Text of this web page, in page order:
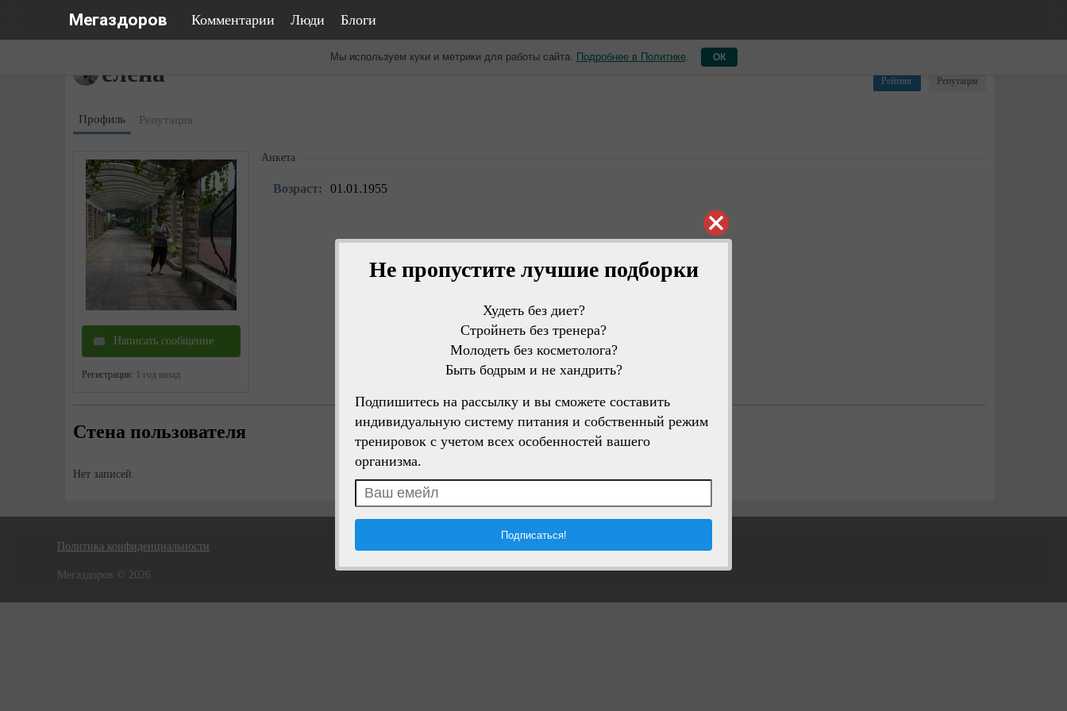
Не пропустите лучшие подборки
Худеть без диет?
Стройнеть без тренера?
Молодеть без косметолога?
Быть бодрым и не хандрить?
Подпишитесь на рассылку и вы сможете составить
индивидуальную систему питания и собственный режим
тренировок с учетом всех особенностей вашего
организма.
Мегаздоров Комментарии Люди Блоги
Мы используем куки и метрики для работы сайта. Подробнее в Политике. ОК
елена Репутация
Рейтинг
Профиль Репутация
Написать сообщение
Регистрация: 1 год назад
Анкета
Возраст: 01.01.1955
Стена пользователя
Нет записей.
Политика конфиденциальности
Мегаздоров © 2026